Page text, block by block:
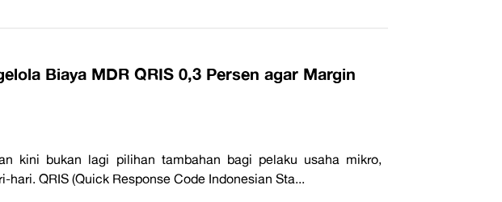
Biaya MDR QRIS 0,3 Persen agar Margin
kini bukan lagi pilihan tambahan bagi pelaku usaha mikro,
QRIS (Quick Response Code Indonesian Sta...